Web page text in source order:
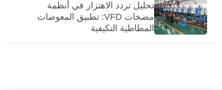
تحليل تردد الاهتزاز في أنظمة
مضخات VFD: تطبيق المعوضات
المطاطية التكيفية